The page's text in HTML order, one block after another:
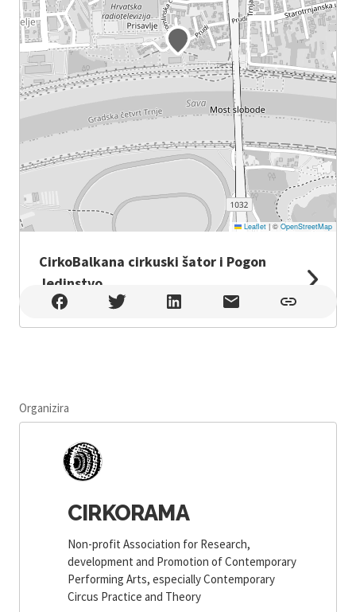
Leaflet |© OpenStreetMap
CirkoBalkana cirkuski šator i Pogon
Jedinstvo
CirkoBalkana cirkuski šator i Pogon Jedinstvo , Zagreb
Organizira
CIRKORAMA
Non-profit Association for Research,
development and Promotion of Contemporary
Performing Arts, especially Contemporary
Circus Practice and Theory